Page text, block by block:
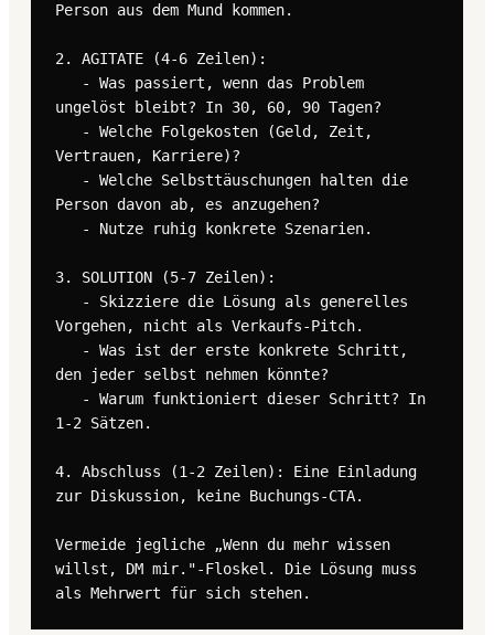
Person aus dem Mund kommen.
2. AGITATE (4-6 Zeilen):
ungelöst bleibt? In 30, 60, 90 Tagen?
Vertrauen, Karriere)?
Person davon ab, es anzugehen?
3. SOLUTION (5-7 Zeilen):
Vorgehen, nicht als Verkaufs-Pitch.
den jeder selbst nehmen könnte?
1-2 Sätzen.
4. Abschluss (1-2 Zeilen): Eine Einladung
zur Diskussion, keine Buchungs-CTA.
Vermeide jegliche „Wenn du mehr wissen
willst, DM mir."-Floskel. Die Lösung muss
als Mehrwert für sich stehen.